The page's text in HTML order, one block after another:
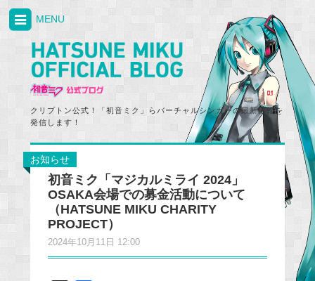
クリプトン公式！「初音ミク」らバーチャルシンガーの最新情報を
発信します！
MENU
お知らせ
初音ミク「マジカルミライ 2024」
OSAKA会場での募金活動について
（HATSUNE MIKU CHARITY
PROJECT）
2024年10月11日 12:00